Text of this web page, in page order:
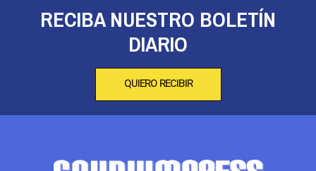
RECIBA NUESTRO BOLETÍN
DIARIO
QUIERO RECIBIR